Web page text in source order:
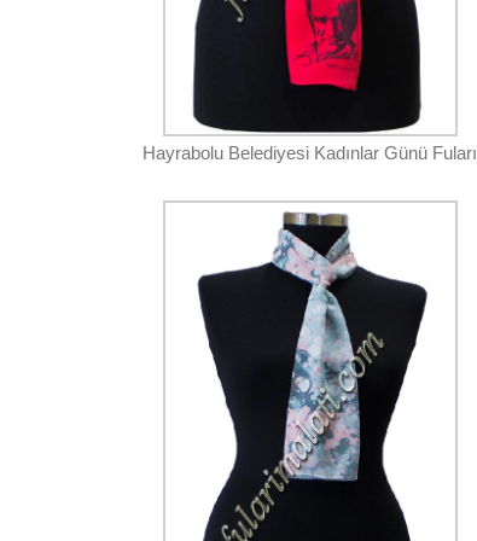
Hayrabolu Belediyesi Kadınlar Günü Fuları